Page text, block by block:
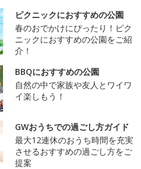
ピクニックにおすすめの公園
春のおでかけにぴったり！ピク
ニックにおすすめの公園をご紹
介！
BBQにおすすめの公園
自然の中で家族や友人とワイワ
イ楽しもう！
GWおうちでの過ごし方ガイド
最大12連休のおうち時間を充実
させるおすすめの過ごし方をご
提案